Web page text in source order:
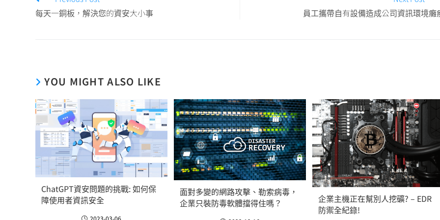
每天一銅板，解決您的資安大小事 員工攜帶自有設備造成公司資訊環境癱
YOU MIGHT ALSO LIKE
ChatGPT資安問題的挑戰: 如何保
障使用者資訊安全
2023-03-06
面對多變的網路攻擊、勒索病毒，
企業只裝防毒軟體擋得住嗎？
企業主機正在幫別人挖礦? – EDR
防禦全紀錄!